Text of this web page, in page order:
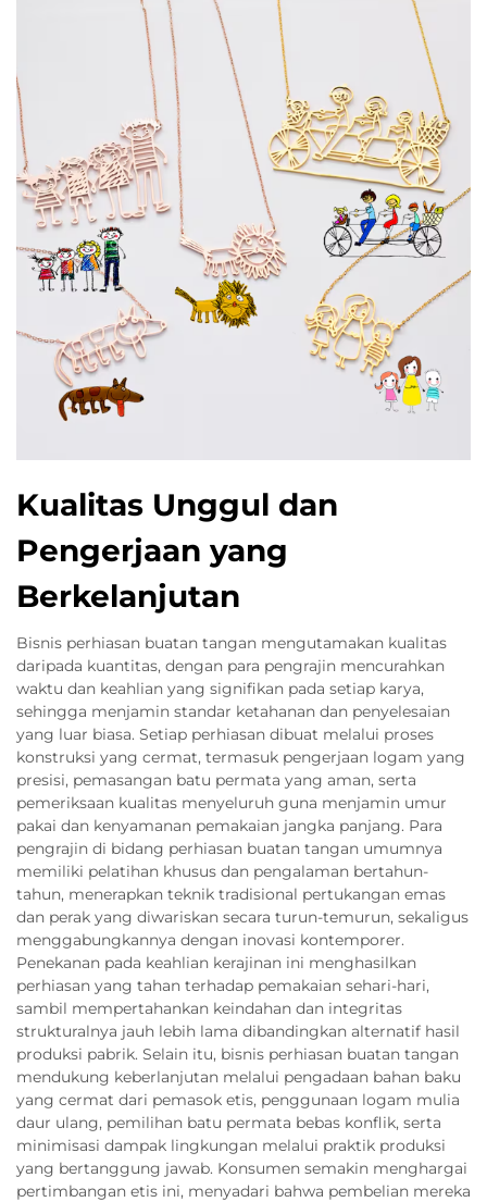
Kualitas Unggul dan
Pengerjaan yang
Berkelanjutan
Bisnis perhiasan buatan tangan mengutamakan kualitas
daripada kuantitas, dengan para pengrajin mencurahkan
waktu dan keahlian yang signifikan pada setiap karya,
sehingga menjamin standar ketahanan dan penyelesaian
yang luar biasa. Setiap perhiasan dibuat melalui proses
konstruksi yang cermat, termasuk pengerjaan logam yang
presisi, pemasangan batu permata yang aman, serta
pemeriksaan kualitas menyeluruh guna menjamin umur
pakai dan kenyamanan pemakaian jangka panjang. Para
pengrajin di bidang perhiasan buatan tangan umumnya
memiliki pelatihan khusus dan pengalaman bertahun-
tahun, menerapkan teknik tradisional pertukangan emas
dan perak yang diwariskan secara turun-temurun, sekaligus
menggabungkannya dengan inovasi kontemporer.
Penekanan pada keahlian kerajinan ini menghasilkan
perhiasan yang tahan terhadap pemakaian sehari-hari,
sambil mempertahankan keindahan dan integritas
strukturalnya jauh lebih lama dibandingkan alternatif hasil
produksi pabrik. Selain itu, bisnis perhiasan buatan tangan
mendukung keberlanjutan melalui pengadaan bahan baku
yang cermat dari pemasok etis, penggunaan logam mulia
daur ulang, pemilihan batu permata bebas konflik, serta
minimisasi dampak lingkungan melalui praktik produksi
yang bertanggung jawab. Konsumen semakin menghargai
pertimbangan etis ini, menyadari bahwa pembelian mereka